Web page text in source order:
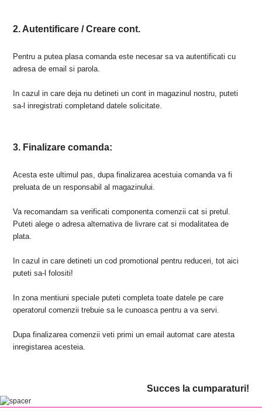
2. Autentificare / Creare cont.
Pentru a putea plasa comanda este necesar sa va autentificati cu
adresa de email si parola.
In cazul in care deja nu detineti un cont in magazinul nostru, puteti
sa-l inregistrati completand datele solicitate.
3. Finalizare comanda:
Acesta este ultimul pas, dupa finalizarea acestuia comanda va fi
preluata de un responsabil al magazinului.
Va recomandam sa verificati componenta comenzii cat si pretul.
Puteti alege o adresa alternativa de livrare cat si modalitatea de
plata.
In cazul in care detineti un cod promotional pentru reduceri, tot aici
puteti sa-l folositi!
In zona mentiuni speciale puteti completa toate datele pe care
operatorul comenzii trebuie sa le cunoasca pentru a va servi.
Dupa finalizarea comenzii veti primi un email automat care atesta
inregistarea acesteia.
Succes la cumparaturi!